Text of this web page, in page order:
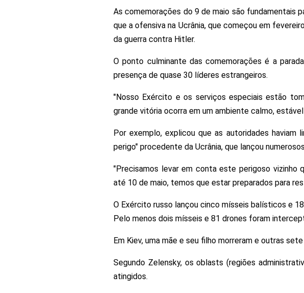
As comemorações do 9 de maio são fundamentais
que a ofensiva na Ucrânia, que começou em
da guerra contra Hitler.
O ponto culminante das comemorações é a
presença de quase 30 líderes estrangeiros.
"Nosso Exército e os serviços especiais estão
grande vitória ocorra em um ambiente calmo,
Por exemplo, explicou que as autoridades
perigo" procedente da Ucrânia, que lançou
"Precisamos levar em conta este perigoso vizinho
até 10 de maio, temos que estar preparados para
O Exército russo lançou cinco mísseis balísticos e
Pelo menos dois mísseis e 81 drones foram
Em Kiev, uma mãe e seu filho morreram e outras
Segundo Zelensky, os oblasts (regiões
atingidos.